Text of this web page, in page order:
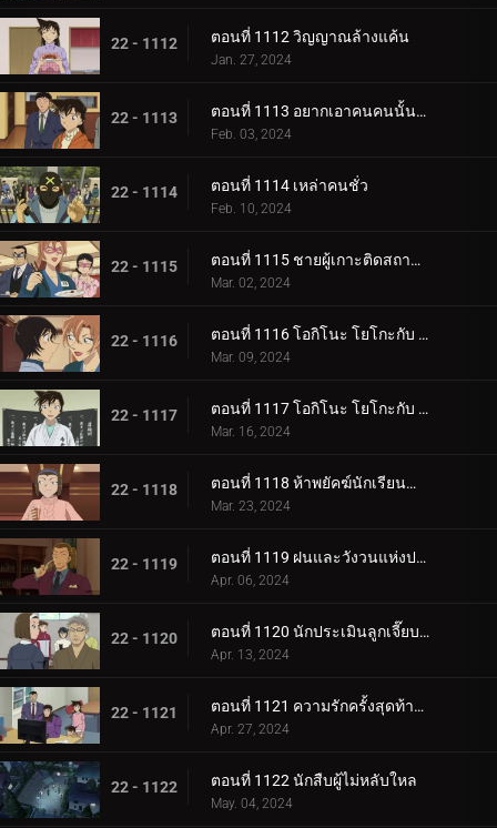
22 - 1112 ตอนที่ 1112 วิญญาณล้างแค้น
Jan. 27, 2024
22 - 1113 ตอนที่ 1113 อยากเอาคนคนนั้นกลับมา
Feb. 03, 2024
22 - 1114 ตอนที่ 1114 เหล่าคนชั่ว
Feb. 10, 2024
22 - 1115 ตอนที่ 1115 ชายผู้เกาะติดสถานีตำรวจ
Mar. 02, 2024
22 - 1116 ตอนที่ 1116 โอกิโนะ โยโกะกับ ห้องปิดตายใต้หลังคา (ภาคแรก)
Mar. 09, 2024
22 - 1117 ตอนที่ 1117 โอกิโนะ โยโกะกับ ห้องปิดตายใต้หลังคา (ภาคจบ)
Mar. 16, 2024
22 - 1118 ตอนที่ 1118 ห้าพยัคฆ์นักเรียนตำรวจ Wild Police Story CASE.โมโรฟุชิ ฮิโรมิทสึ
Mar. 23, 2024
22 - 1119 ตอนที่ 1119 ฝนและวังวนแห่งประสงค์ร้าย
Apr. 06, 2024
22 - 1120 ตอนที่ 1120 นักประเมินลูกเจี๊ยบที่ถูกหมายหัว
Apr. 13, 2024
22 - 1121 ตอนที่ 1121 ความรักครั้งสุดท้ายของคุณนายช่างฝัน
Apr. 27, 2024
22 - 1122 ตอนที่ 1122 นักสืบผู้ไม่หลับใหล
May. 04, 2024